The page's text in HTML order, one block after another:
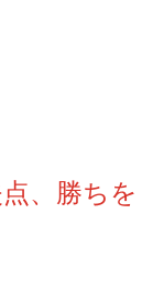
、勝ちを